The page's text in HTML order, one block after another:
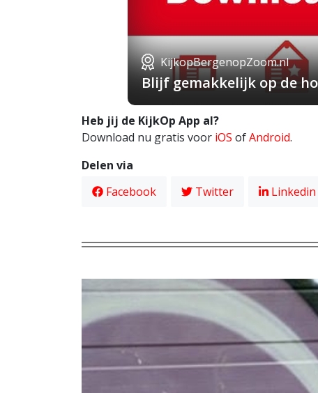
KijkopBergenopZoom.nl
Blijf gemakkelijk op de
Heb jij de KijkOp App al?
Download nu gratis voor iOS ofAndroid.
Delen via
Facebook
Twitter Linkedin